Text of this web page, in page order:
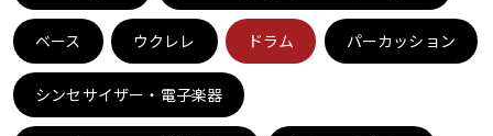
キーボード 電子ピアノ
管楽器 その他楽器
ベース ウクレレ ドラム パーカッション
シンセサイザー・電子楽器